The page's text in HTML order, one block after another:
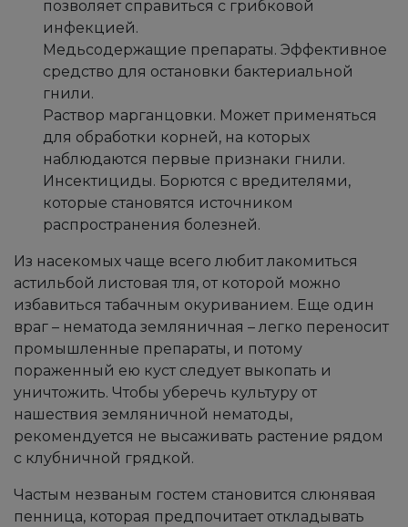
позволяет справиться с грибковой
инфекцией.
Медьсодержащие препараты. Эффективное
средство для остановки бактериальной
гнили.
Раствор марганцовки. Может применяться
для обработки корней, на которых
наблюдаются первые признаки гнили.
Инсектициды. Борются с вредителями,
которые становятся источником
распространения болезней.
Из насекомых чаще всего любит лакомиться
астильбой листовая тля, от которой можно
избавиться табачным окуриванием. Еще один
враг – нематода земляничная – легко переносит
промышленные препараты, и потому
пораженный ею куст следует выкопать и
уничтожить. Чтобы уберечь культуру от
нашествия земляничной нематоды,
рекомендуется не высаживать растение рядом
с клубничной грядкой.
Частым незваным гостем становится слюнявая
пенница, которая предпочитает откладывать